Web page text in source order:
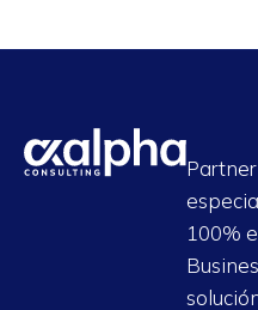
Partner
100%